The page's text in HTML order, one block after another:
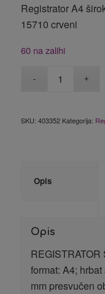
Registrator A4
15710 crveni
60 na zalihi
SKU: 403352 Kategorija:
Opis
Opis
format: A4;
mm presvučen